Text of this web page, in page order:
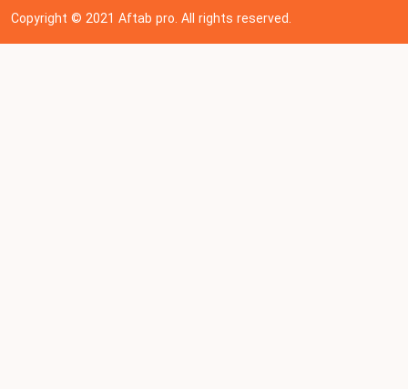
Copyright © 202 1Aftab pro. All rights reserved.